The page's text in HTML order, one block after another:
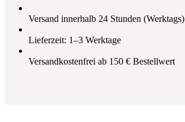
Versand innerhalb 24 Stunden (Werktags)
Lieferzeit: 1–3 Werktage
Versandkostenfrei ab 150 € Bestellwert